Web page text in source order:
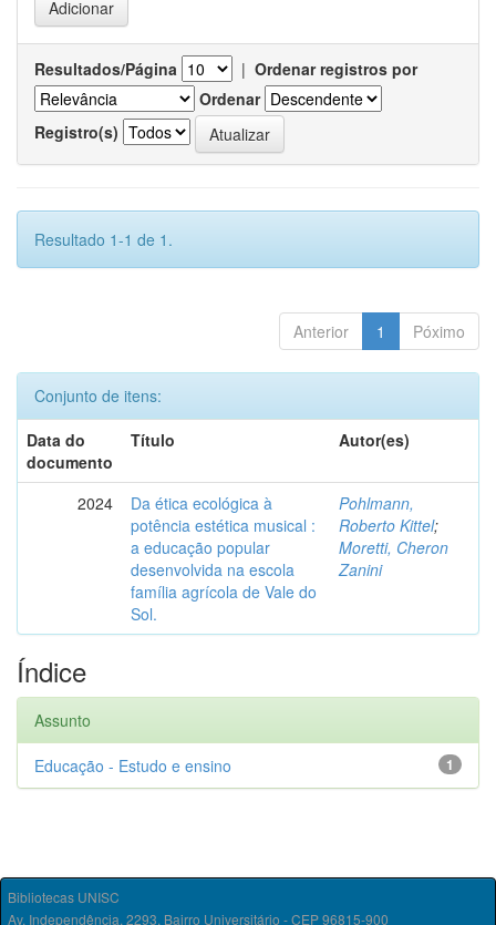
Resultados/Página | Ordenar registros por
Ordenar
Registro(s)
Resultado 1-1 de 1.
Anterior 1 Póximo
Conjunto de itens:
Data do
documento
Título Autor(es)
2024
Da ética ecológica à
potência estética musical :
a educação popular
desenvolvida na escola
família agrícola de Vale do
Sol.
Pohlmann,
Roberto Kittel;
Moretti, Cheron
Zanini
Índice
Assunto
1
Educação - Estudo e ensino
Bibliotecas UNISC
Av. Independência, 2293, Bairro Universitário - CEP 96815-900